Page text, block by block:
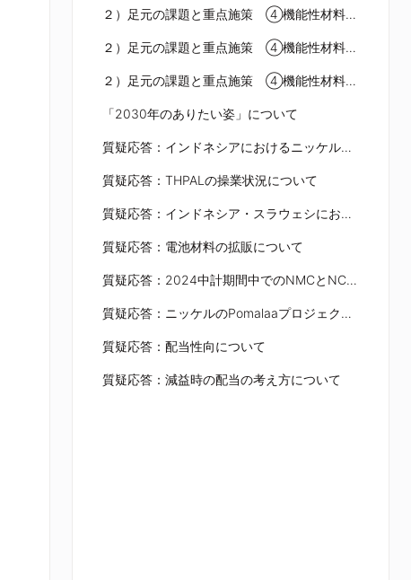
２）足元の課題と重点施策 ④機能性材料（1）デジタル化における材料事業
２）足元の課題と重点施策 ④機能性材料（2）日射遮蔽インクの特性
２）足元の課題と重点施策 ④機能性材料（3）インク事業の今後
「2030年のありたい姿」について
質疑応答：インドネシアにおけるニッケル鉱石禁輸の動向について
質疑応答：THPALの操業状況について
質疑応答：インドネシア・スラウェシにおける中国勢の資源開発について
質疑応答：電池材料の拡販について
質疑応答：2024中計期間中でのNMCとNCAの構成比について
質疑応答：ニッケルのPomalaaプロジェクトについて
質疑応答：配当性向について
質疑応答：減益時の配当の考え方について